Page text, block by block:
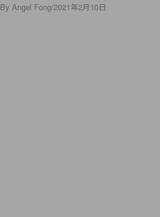
By Angel Fong/2021年2月10日